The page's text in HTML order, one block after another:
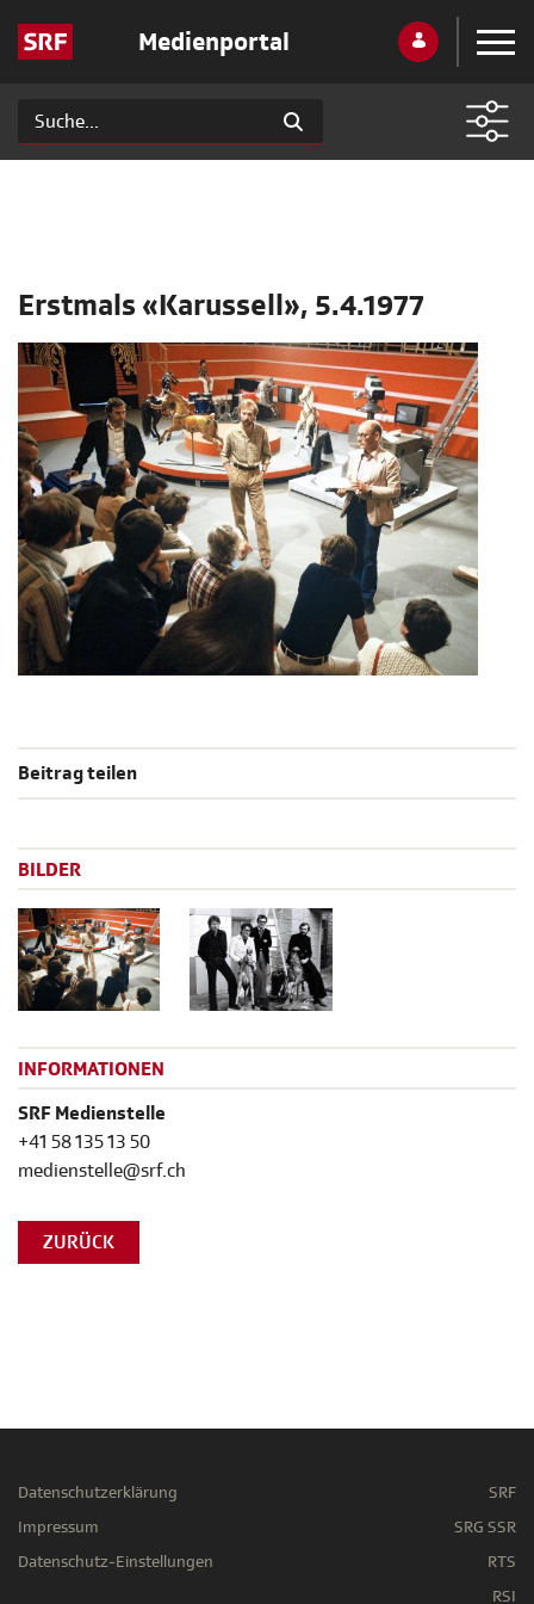
Medienportal
Erstmals «Karussell», 5.4.1977
Beitrag teilen
BILDER
INFORMATIONEN
SRF Medienstelle
+41 58 135 13 50
medienstelle@srf.ch
ZURÜCK
Datenschutzerklärung
Impressum
Datenschutz-Einstellungen
SRF
SRG SSR
RTS
RSI